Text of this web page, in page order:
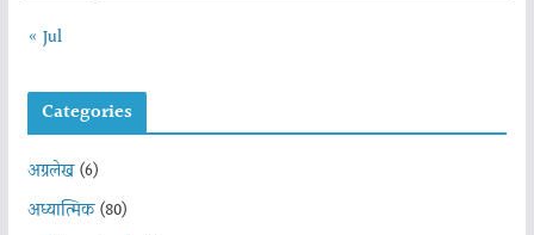
« Jul
Categories
अग्रलेख(6)
अध्यात्मिक(80)